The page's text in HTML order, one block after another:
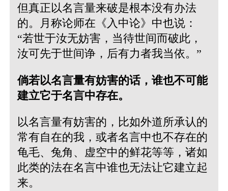
但真正以名言量来破是根本没有办法
的。月称论师在 《入中论》中也说：
“若世于汝无妨害，当待世间而破此，
汝可先于世间诤，后有力者我当依。”
倘若以名言量有妨害的话，谁也不可能
建立它于名言中存在。
以名言量有妨害的，比如外道所承认的
常有自在的我，或者名言中也不存在的
龟毛、兔角、虚空中的鲜花等等，诸如
此类的法在名言中谁也无法让它建立起
来。